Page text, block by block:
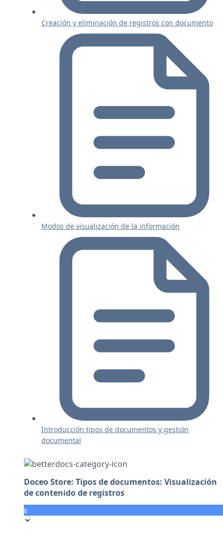
Creación y eliminación de registros con documento
Modos de visualización de la información
Introducción tipos de documentos y gestión
documental
Doceo Store: Tipos de documentos: Visualización
de contenido de registros
8